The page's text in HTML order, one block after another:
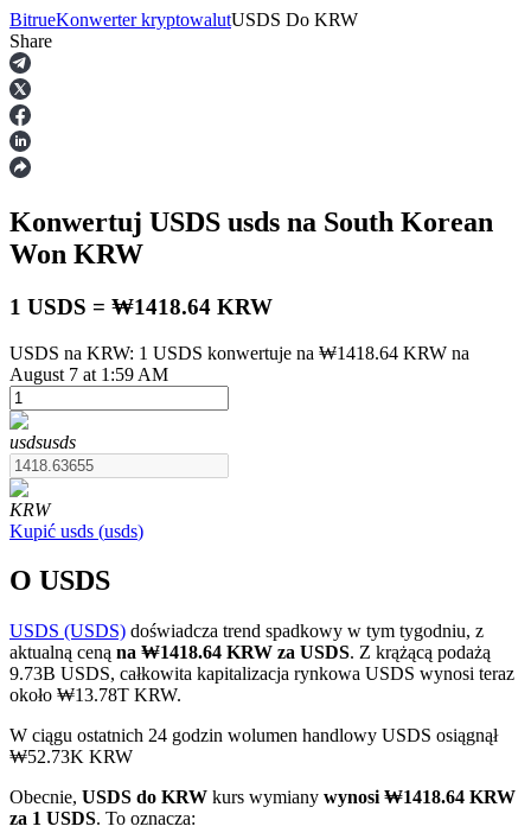
Kontrakty terminowe
Kontrakty terminowe na USDT
Kontrakty terminowe COIN-M
Kontrakty terminowe na kryptowaluty
TradFi
Instrumenty pochodne na akcje, forex, metale szlachetne i
towary
BitrueKonwerter kryptowalutUSDS Do KRW
Share
Konwertuj USDS usds na South Korean
Won KRW
1 USDS = ₩1418.64 KRW
USDS na KRW: 1 USDS konwertuje na ₩1418.64 KRW na
August 7 at 1:59 AM
usdsusds
KRW
Kupić usds (usds)
O USDS
USDS (USDS) doświadcza trend spadkowy w tym tygodniu, z
aktualną ceną na ₩1418.64 KRW za USDS. Z krążącą podażą
9.73B USDS, całkowita kapitalizacja rynkowa USDS wynosi teraz
około ₩13.78T KRW.
W ciągu ostatnich 24 godzin wolumen handlowy USDS osiągnął
₩52.73K KRW
Obecnie, USDS do KRW kurs wymiany wynosi ₩1418.64 KRW
za 1 USDS. To oznacza: